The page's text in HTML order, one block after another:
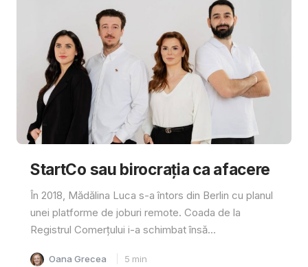
StartCo sau birocrația ca afacere
În 2018, Mădălina Luca s-a întors din Berlin cu planul
unei platforme de joburi remote. Coada de la
Registrul Comerțului i-a schimbat însă...
Oana Grecea 5 min